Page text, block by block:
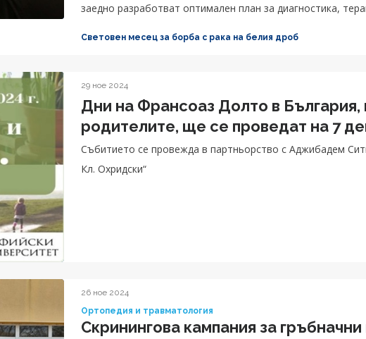
заедно разработват оптимален план за диагностика,
Световен месец за борба с рака на белия дроб
29 ное 2024
Дни на Франсоаз Долто в България,
родителите, ще се проведат на 7
Събитието се провежда в партньорство с Аджибадем
Кл. Охридски“
26 ное 2024
Ортопедия и травматология
Скринингова кампания за